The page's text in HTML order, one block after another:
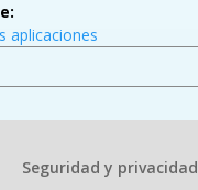
aplicaciones
Seguridad y privacidad